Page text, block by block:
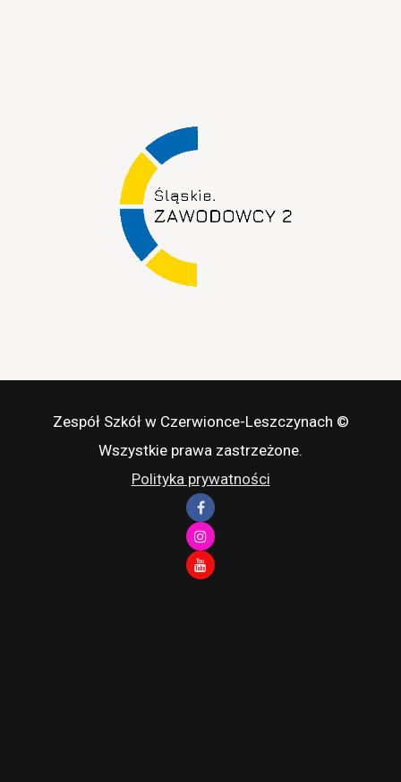
Zespół Szkół w Czerwionce-Leszczynach ©
Wszystkie prawa zastrzeżone.
Polityka prywatności